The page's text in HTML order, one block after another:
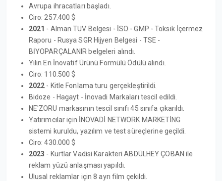
Avrupa ihracatları başladı.
Ciro: 257.400 $
2021 - Alman TUV Belgesi - İSO - GMP - Toksik İçermez
Raporu - Rusya SGR Hijyen Belgesi - TSE -
BİYOPARÇALANIR belgeleri alındı.
Yılın En İnovatif Ürünü Formülü Ödülü alındı.
Ciro: 110.500 $
2022 - Kitle Fonlama turu gerçekleştirildi.
Bidoze - Hagayt - İnovadi Markaları tescil edildi.
NE'ZORU markasının tescil sınıfı 45 sınıfa çıkarıldı.
Yatırımcılar için İNOVADİ NETWORK MARKETİNG
sistemi kuruldu, yazılım ve test süreçlerine geçildi.
Ciro: 430.000 $
2023 - Kurtlar Vadisi Karakteri ABDÜLHEY ÇOBAN ile
reklam yüzü anlaşması yapıldı.
Ulusal reklamlar için 8 ayrı film çekildi.